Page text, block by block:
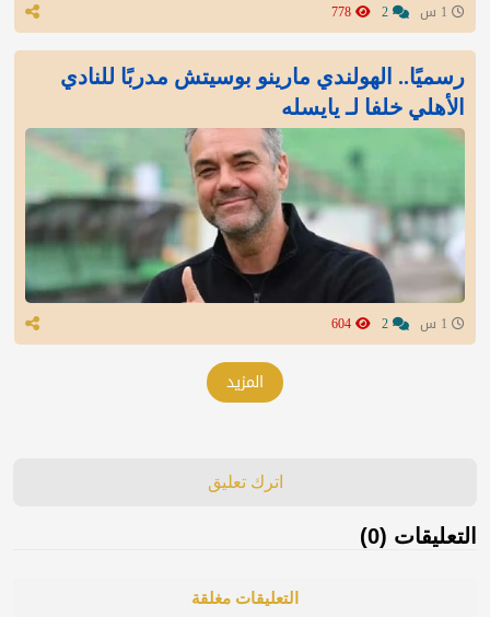
رسميًا.. الهولندي مارينو بوسيتش مدربًا للنادي
الأهلي خلفا لـ يايسله
المزيد
اترك تعليق
التعليقات (0)
التعليقات مغلقة